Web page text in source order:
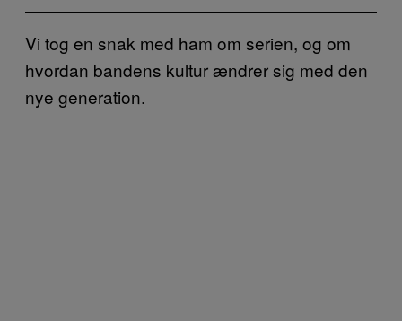
Vi tog en snak med ham om serien, og om
hvordan bandens kultur ændrer sig med den
nye generation.